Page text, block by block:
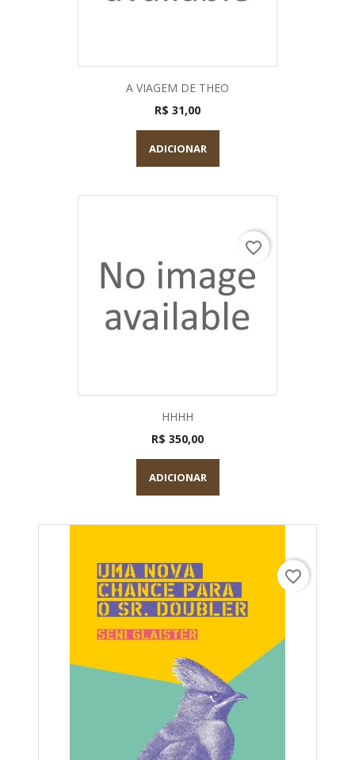
A VIAGEM DE THEO
R$ 31,00
ADICIONAR
HHHH
R$ 350,00
ADICIONAR
favorite_border
favorite_border